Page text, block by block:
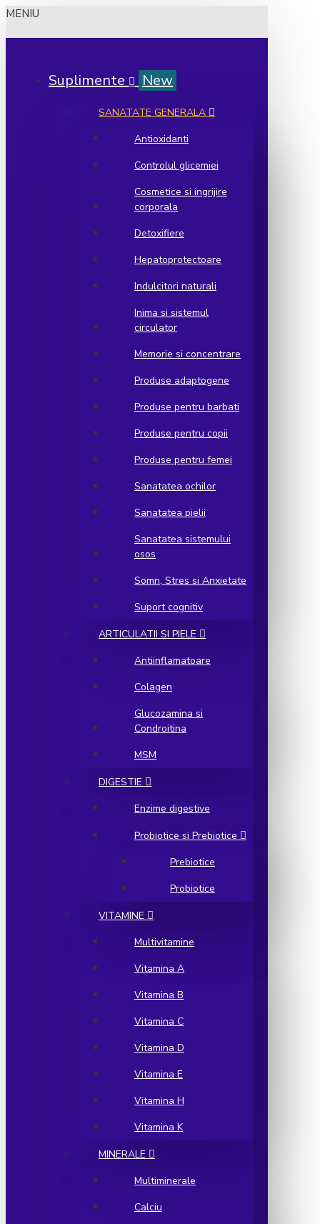
MENIU
Suplimente New
SANATATE GENERALA
Antioxidanti
Controlul glicemiei
Cosmetice si ingrijire
corporala
Detoxifiere
Hepatoprotectoare
Indulcitori naturali
Inima si sistemul
circulator
Memorie si concentrare
Produse adaptogene
Produse pentru barbati
Produse pentru copii
Produse pentru femei
Sanatatea ochilor
Sanatatea pielii
Sanatatea sistemului
osos
Somn, Stres si Anxietate
Suport cognitiv
ARTICULATII SI PIELE
Antiinflamatoare
Colagen
Glucozamina si
Condroitina
MSM
DIGESTIE
Enzime digestive
Probiotice si Prebiotice
Prebiotice
Probiotice
VITAMINE
Multivitamine
Vitamina A
Vitamina B
Vitamina C
Vitamina D
Vitamina E
Vitamina H
Vitamina K
MINERALE
Multiminerale
Calciu